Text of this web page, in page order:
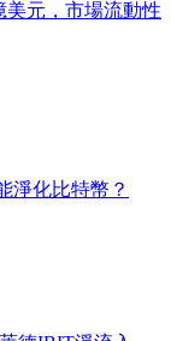
美元，市場流動性
淨化比特幣？